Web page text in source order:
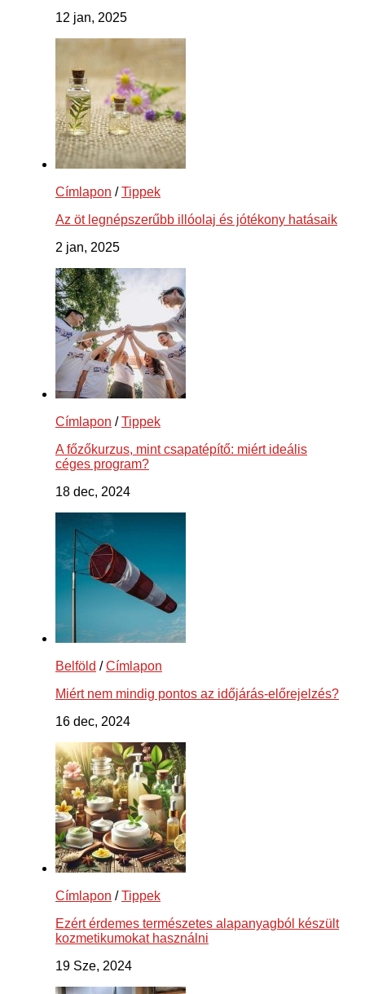
12 jan, 2025
Címlapon /Tippek
Az öt legnépszerűbb illóolaj és jótékony hatásaik
2 jan, 2025
Címlapon /Tippek
A főzőkurzus, mint csapatépítő: miért ideális
céges program?
18 dec, 2024
Belföld /Címlapon
Miért nem mindig pontos az időjárás-előrejelzés?
16 dec, 2024
Címlapon /Tippek
Ezért érdemes természetes alapanyagból készült
kozmetikumokat használni
19 Sze, 2024